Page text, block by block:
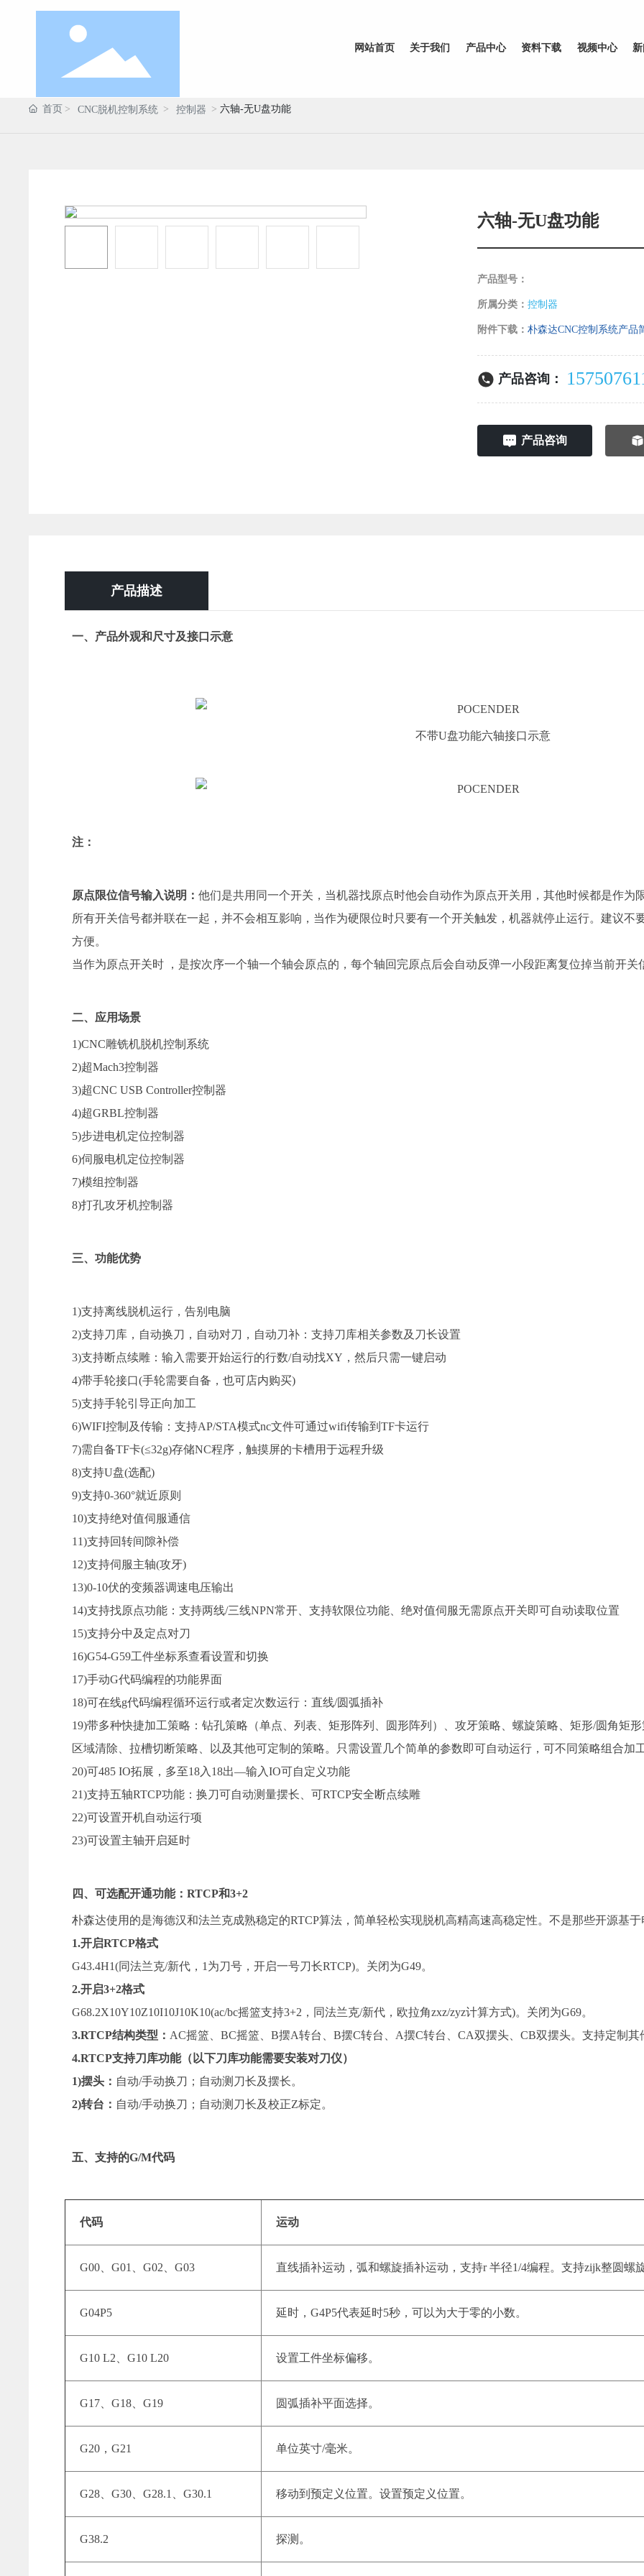
网站首页 关于我们 产品中心 资料下载 视频中心
首页 CNC脱机控制系统 控制器 六轴-无U盘功能
六轴-无U盘功能
产品型号：
所属分类： 控制器
附件下载： 朴森达CNC控制系统产品
产品咨询：
产品咨询
产品描述
一、产品外观和尺寸及接口示意
不带U盘功能六轴接口示意
注：
原点限位信号输入说明：他们是共用同一个开关，当机器找原点时他会自动作为原点开关用，其他时候都是作为
所有开关信号都并联在一起，并不会相互影响，当作为硬限位时只要有一个开关触发，机器就停止运行。建议不
方便。
当作为原点开关时 ，是按次序一个轴一个轴会原点的，每个轴回完原点后会自动反弹一小段距离复位掉当前开关
二、应用场景
1)CNC雕铣机脱机控制系统
2)超Mach3控制器
3)超CNC USB Controller控制器
4)超GRBL控制器
5)步进电机定位控制器
6)伺服电机定位控制器
7)模组控制器
8)打孔攻牙机控制器
三、功能优势
1)支持离线脱机运行，告别电脑
2)支持刀库，自动换刀，自动对刀，自动刀补：支持刀库相关参数及刀长设置
3)支持断点续雕：输入需要开始运行的行数/自动找XY，然后只需一键启动
4)带手轮接口(手轮需要自备，也可店内购买)
5)支持手轮引导正向加工
6)WIFI控制及传输：支持AP/STA模式nc文件可通过wifi传输到TF卡运行
7)需自备TF卡(≤32g)存储NC程序，触摸屏的卡槽用于远程升级
8)支持U盘(选配)
9)支持0-360°就近原则
10)支持绝对值伺服通信
11)支持回转间隙补偿
12)支持伺服主轴(攻牙)
13)0-10伏的变频器调速电压输出
14)支持找原点功能：支持两线/三线NPN常开、支持软限位功能、绝对值伺服无需原点开关即可自动读取位置
15)支持分中及定点对刀
16)G54-G59工件坐标系查看设置和切换
17)手动G代码编程的功能界面
18)可在线g代码编程循环运行或者定次数运行：直线/圆弧插补
19)带多种快捷加工策略：钻孔策略（单点、列表、矩形阵列、圆形阵列）、攻牙策略、螺旋策略、矩形/圆角矩
区域清除、拉槽切断策略、以及其他可定制的策略。只需设置几个简单的参数即可自动运行，可不同策略组合加工
20)可485 IO拓展，多至18入18出—输入IO可自定义功能
21)支持五轴RTCP功能：换刀可自动测量摆长、可RTCP安全断点续雕
22)可设置开机自动运行项
23)可设置主轴开启延时
四、可选配开通功能：RTCP和3+2
朴森达使用的是海德汉和法兰克成熟稳定的RTCP算法，简单轻松实现脱机高精高速高稳定性。不是那些开源基于
1.开启RTCP格式
G43.4H1(同法兰克/新代，1为刀号，开启一号刀长RTCP)。关闭为G49。
2.开启3+2格式
G68.2X10Y10Z10I10J10K10(ac/bc摇篮支持3+2，同法兰克/新代，欧拉角zxz/zyz计算方式)。关闭为G69。
3.RTCP结构类型： AC摇篮、BC摇篮、B摆A转台、B摆C转台、A摆C转台、CA双摆头、CB双摆头。支持定制其
4.RTCP支持刀库功能（以下刀库功能需要安装对刀仪）
1)摆头： 自动/手动换刀；自动测刀长及摆长。
2)转台： 自动/手动换刀；自动测刀长及校正Z标定。
五、支持的G/M代码
代码 运动
G00、G01、G02、G03 直线插补运动，弧和螺旋插补运动，支持r 半径1/4编程。支持zijk整圆螺
G04P5 延时，G4P5代表延时5秒，可以为大于零的小数。
G10 L2、G10 L20 设置工件坐标偏移。
G17、G18、G19 圆弧插补平面选择。
G20，G21 单位英寸/毫米。
G28、G30、G28.1、G30.1 移动到预定义位置。设置预定义位置。
G38.2 探测。